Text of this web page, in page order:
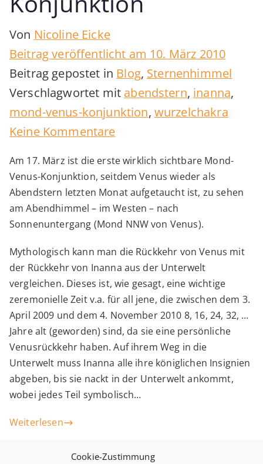
Cookie-Zustimmung
Von Nicoline Eicke
Beitrag veröffentlicht am 10. März 2010
Beitrag gepostet in Blog, Sternenhimmel
Verschlagwortet mit abendstern, inanna,
mond-venus-konjunktion, wurzelchakra
Keine Kommentarezu
Venus-
Konjunktion
Am 17. März ist die erste wirklich sichtbare Mond-
Venus-Konjunktion, seitdem Venus wieder als
Abendstern letzten Monat aufgetaucht ist, zu sehen
am Abendhimmel – im Westen – nach
Sonnenuntergang (Mond NNW von Venus).
Mythologisch kann man die Rückkehr von Venus mit
der Rückkehr von Inanna aus der Unterwelt
vergleichen. Dieses ist, wie gesagt, eine wichtige
zeremonielle Zeit v.a. für all jene, die zwischen dem 3.
April 2009 und dem 4. November 2010 8, 16, 24, 32, …
Jahre alt (geworden) sind, da sie eine persönliche
Venusrückkehr haben. Auf ihrem Weg in die
Unterwelt muss Inanna alle ihre königlichen Insignien
abgeben, bis sie nackt in der Unterwelt ankommt,
wobei jedes Teil symbolisch…
Weiterlesen